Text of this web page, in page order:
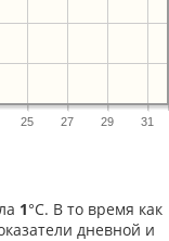
25 27 29 31
1°С. В то время как
дневной и